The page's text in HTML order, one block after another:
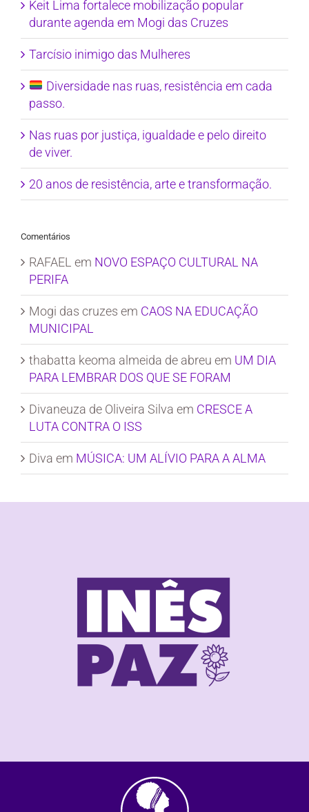
Keit Lima fortalece mobilização popular
durante agenda em Mogi das Cruzes
Tarcísio inimigo das Mulheres
Diversidade nas ruas, resistência em cada
passo.
Nas ruas por justiça, igualdade e pelo direito
de viver.
20 anos de resistência, arte e transformação.
Comentários
RAFAEL em NOVO ESPAÇO CULTURAL NA
PERIFA
Mogi das cruzes em CAOS NA EDUCAÇÃO
MUNICIPAL
thabatta keoma almeida de abreu em UM DIA
PARA LEMBRAR DOS QUE SE FORAM
Divaneuza de Oliveira Silva em CRESCE A
LUTA CONTRA O ISS
Diva em MÚSICA: UM ALÍVIO PARA A ALMA